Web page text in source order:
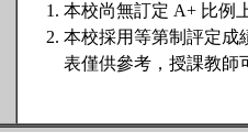
本校尚無訂定 A+ 比例
本校採用等第制評定成
表僅供參考，授課教師